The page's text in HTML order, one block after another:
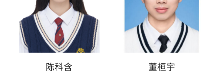
陈科含 董桓宇